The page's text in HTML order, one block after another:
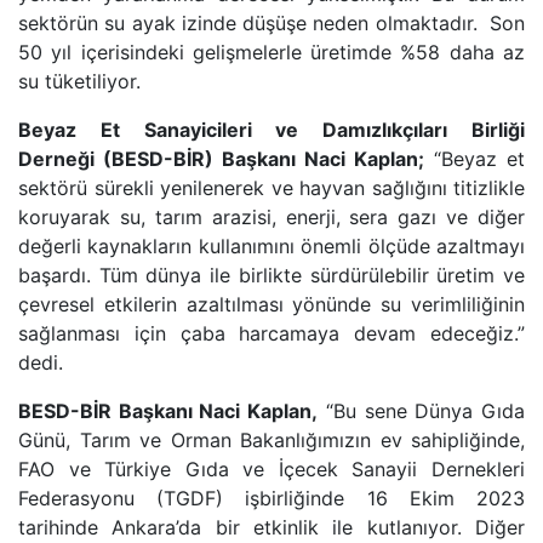
sektörün su ayak izinde düşüşe neden olmaktadır. Son
50 yıl içerisindeki gelişmelerle üretimde %58 daha az
su tüketiliyor.
Beyaz Et Sanayicileri ve Damızlıkçıları Birliği
Derneği (BESD-BİR) Başkanı Naci Kaplan; “Beyaz et
sektörü sürekli yenilenerek ve hayvan sağlığını titizlikle
koruyarak su, tarım arazisi, enerji, sera gazı ve diğer
değerli kaynakların kullanımını önemli ölçüde azaltmayı
başardı. Tüm dünya ile birlikte sürdürülebilir üretim ve
çevresel etkilerin azaltılması yönünde su verimliliğinin
sağlanması için çaba harcamaya devam edeceğiz.”
dedi.
BESD-BİR Başkanı Naci Kaplan, “Bu sene Dünya Gıda
Günü, Tarım ve Orman Bakanlığımızın ev sahipliğinde,
FAO ve Türkiye Gıda ve İçecek Sanayii Dernekleri
Federasyonu (TGDF) işbirliğinde 16 Ekim 2023
tarihinde Ankara’da bir etkinlik ile kutlanıyor. Diğer